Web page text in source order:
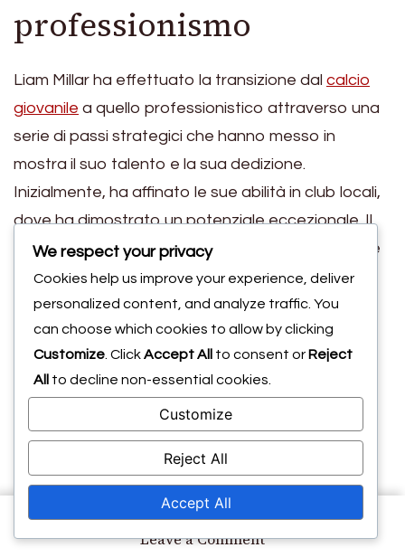
Leave a Commenton
professionismo
Liam Millar ha effettuato la transizione dal calcio
giovanile a quello professionistico attraverso una
serie di passi strategici che hanno messo in
mostra il suo talento e la sua dedizione.
Inizialmente, ha affinato le sue abilità in club locali,
dove ha dimostrato un potenziale eccezionale. Il
suo tempo all’accademia giovanile del Celtic FC è
stato particolarmente influente, poiché gli ha
fornito allenamenti avanzati e esposizione a
partite competitive.
Durante la sua carriera giovanile, Millar ha
partecipato a vari programmi di sviluppo che
enfatizzavano le abilità tecniche e la
comprensione tattica. Questi programmi erano
progettati per preparare i giovani giocatori alle
rigors del calcio professionistico. L’impegno di Millar
We respect your privacy
Cookies help us improve your experience, deliver
personalized content, and analyze traffic. You
can choose which cookies to allow by clicking
Customize . ClickAccept All to consent or Reject
All
to decline non-essential cookies.
Customize
Reject All
Accept All